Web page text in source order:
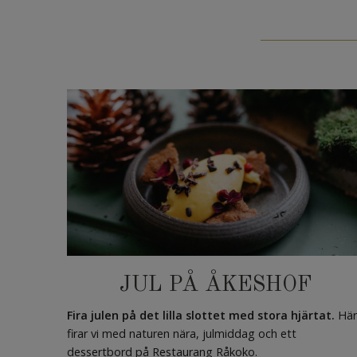
JUL PÅ ÅKESHOF
Fira julen på det lilla slottet med stora hjärtat. Här
firar vi med naturen nära, julmiddag och ett
dessertbord på Restaurang Råkoko.